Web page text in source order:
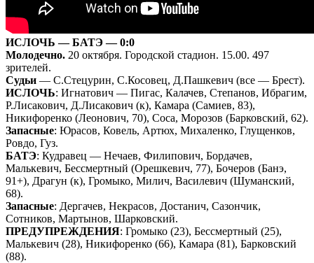
ИСЛОЧЬ — БАТЭ — 0:0
Молодечно. 20 октября. Городской стадион. 15.00. 497
зрителей.
Судьи — С.Стецурин, С.Косовец, Д.Пашкевич (все — Брест).
ИСЛОЧЬ: Игнатович — Пигас, Калачев, Степанов, Ибрагим,
Р.Лисакович, Д.Лисакович (к), Камара (Самиев, 83),
Никифоренко (Леонович, 70), Соса, Морозов (Барковский, 62).
Запасные: Юрасов, Ковель, Артюх, Михаленко, Глущенков,
Ровдо, Гуз.
БАТЭ: Кудравец — Нечаев, Филипович, Бордачев,
Малькевич, Бессмертный (Орешкевич, 77), Бочеров (Банэ,
91+), Драгун (к), Громыко, Милич, Василевич (Шуманский,
68).
Запасные: Дергачев, Некрасов, Достанич, Сазончик,
Сотников, Мартынов, Шарковский.
ПРЕДУПРЕЖДЕНИЯ: Громыко (23), Бессмертный (25),
Малькевич (28), Никифоренко (66), Камара (81), Барковский
(88).